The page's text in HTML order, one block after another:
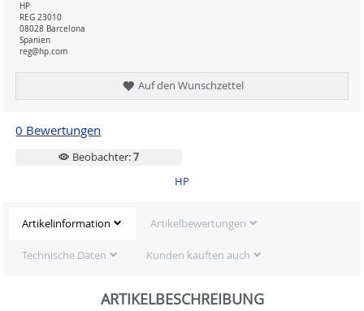
HP
REG 23010
08028 Barcelona
Spanien
reg@hp.com
Auf den Wunschzettel
0 Bewertungen
Beobachter:7
HP
Artikelinformation Artikelbewertungen
Technische Daten Kunden kauften auch
ARTIKELBESCHREIBUNG